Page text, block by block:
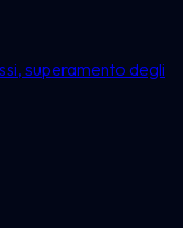
superamento degli